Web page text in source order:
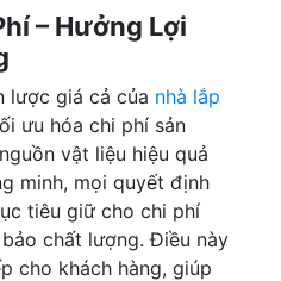
– Hưởng Lợi
lược giá cả của nhà lắp
ưu hóa chi phí sản
vật liệu hiệu quả
minh, mọi quyết định
tiêu giữ cho chi phí
chất lượng. Điều này
cho khách hàng, giúp